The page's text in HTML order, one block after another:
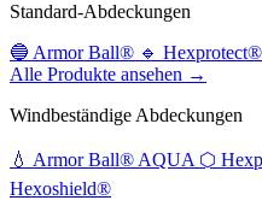
Standard-Abdeckungen
🔵 Armor Ball® 🔹
Alle Produkte ansehen →
Windbeständige Abdeckungen
💧 Armor Ball® AQUA ⬡
Hexoshield®